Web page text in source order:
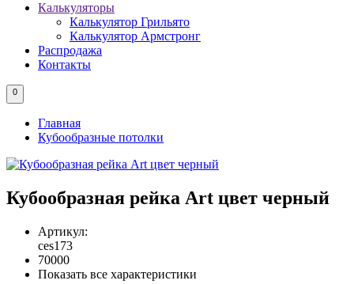
Калькуляторы
Калькулятор Грильято
Калькулятор Армстронг
Распродажа
Контакты
0
Главная
Кубообразные потолки
Кубообразная рейка Art цвет черный
Артикул:
ces173
70000
Показать все характеристики